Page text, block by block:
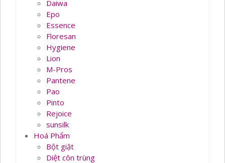
Daiwa
Epo
Essence
Floresan
Hygiene
Lion
M-Pros
Pantene
Pao
Pinto
Rejoice
sunsilk
Hoá Phẩm
Bột giặt
Diệt côn trùng